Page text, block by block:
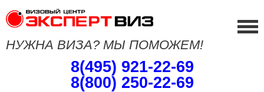
НУЖНА ВИЗА? МЫ ПОМОЖЕМ!
8(495) 921-22-69
8(800) 250-22-69